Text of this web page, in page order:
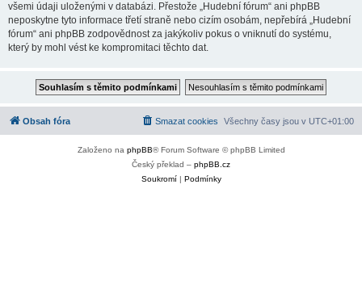
všemi údaji uloženými v databázi. Přestože „Hudební fórum“ ani phpBB
neposkytne tyto informace třetí straně nebo cizím osobám, nepřebírá „Hudební
fórum“ ani phpBB zodpovědnost za jakýkoliv pokus o vniknutí do systému,
který by mohl vést ke kompromitaci těchto dat.
Obsah fóra Všechny časy jsou v UTC+01:00
Smazat cookies
Založeno na phpBB® Forum Software © phpBB Limited
Český překlad – phpBB.cz
Soukromí| Podmínky